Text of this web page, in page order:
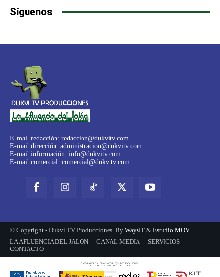
Síguenos
E-mail redacción: redaccion@dukvitv.com
E-mail dirección: administracion@dukvitv.com
E-mail información: info@dukvitv.com
E-mail comercial: comercial@dukvitv.com
© Copyright - Dukvi TV Producciones. By WaysIT & Estudio MOV
LA AFLUENCIA DEL JALÓN
CANAL MEDIA
SERVICIOS
CONTACTO